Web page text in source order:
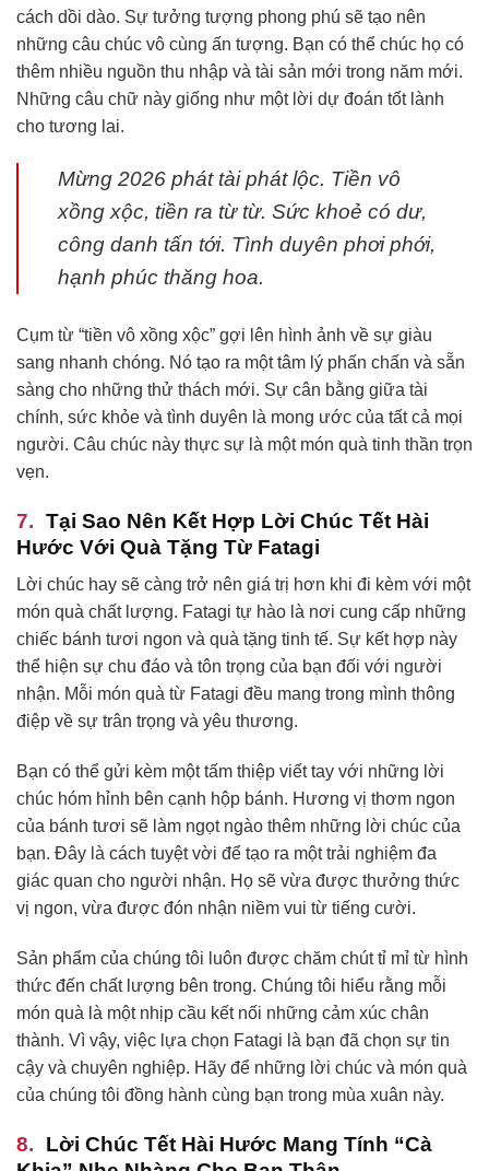
cách dồi dào. Sự tưởng tượng phong phú sẽ tạo nên
những câu chúc vô cùng ấn tượng. Bạn có thể chúc họ có
thêm nhiều nguồn thu nhập và tài sản mới trong năm mới.
Những câu chữ này giống như một lời dự đoán tốt lành
cho tương lai.
Mừng 2026 phát tài phát lộc. Tiền vô
xồng xộc, tiền ra từ từ. Sức khoẻ có dư,
công danh tấn tới. Tình duyên phơi phới,
hạnh phúc thăng hoa.
Cụm từ “tiền vô xồng xộc” gợi lên hình ảnh về sự giàu
sang nhanh chóng. Nó tạo ra một tâm lý phấn chấn và sẵn
sàng cho những thử thách mới. Sự cân bằng giữa tài
chính, sức khỏe và tình duyên là mong ước của tất cả mọi
người. Câu chúc này thực sự là một món quà tinh thần trọn
vẹn.
Tại Sao Nên Kết Hợp Lời Chúc Tết Hài
Hước Với Quà Tặng Từ Fatagi
Lời chúc hay sẽ càng trở nên giá trị hơn khi đi kèm với một
món quà chất lượng. Fatagi tự hào là nơi cung cấp những
chiếc bánh tươi ngon và quà tặng tinh tế. Sự kết hợp này
thể hiện sự chu đáo và tôn trọng của bạn đối với người
nhận. Mỗi món quà từ Fatagi đều mang trong mình thông
điệp về sự trân trọng và yêu thương.
Bạn có thể gửi kèm một tấm thiệp viết tay với những lời
chúc hóm hỉnh bên cạnh hộp bánh. Hương vị thơm ngon
của bánh tươi sẽ làm ngọt ngào thêm những lời chúc của
bạn. Đây là cách tuyệt vời để tạo ra một trải nghiệm đa
giác quan cho người nhận. Họ sẽ vừa được thưởng thức
vị ngon, vừa được đón nhận niềm vui từ tiếng cười.
Sản phẩm của chúng tôi luôn được chăm chút tỉ mỉ từ hình
thức đến chất lượng bên trong. Chúng tôi hiểu rằng mỗi
món quà là một nhịp cầu kết nối những cảm xúc chân
thành. Vì vậy, việc lựa chọn Fatagi là bạn đã chọn sự tin
cậy và chuyên nghiệp. Hãy để những lời chúc và món quà
của chúng tôi đồng hành cùng bạn trong mùa xuân này.
Lời Chúc Tết Hài Hước Mang Tính “Cà